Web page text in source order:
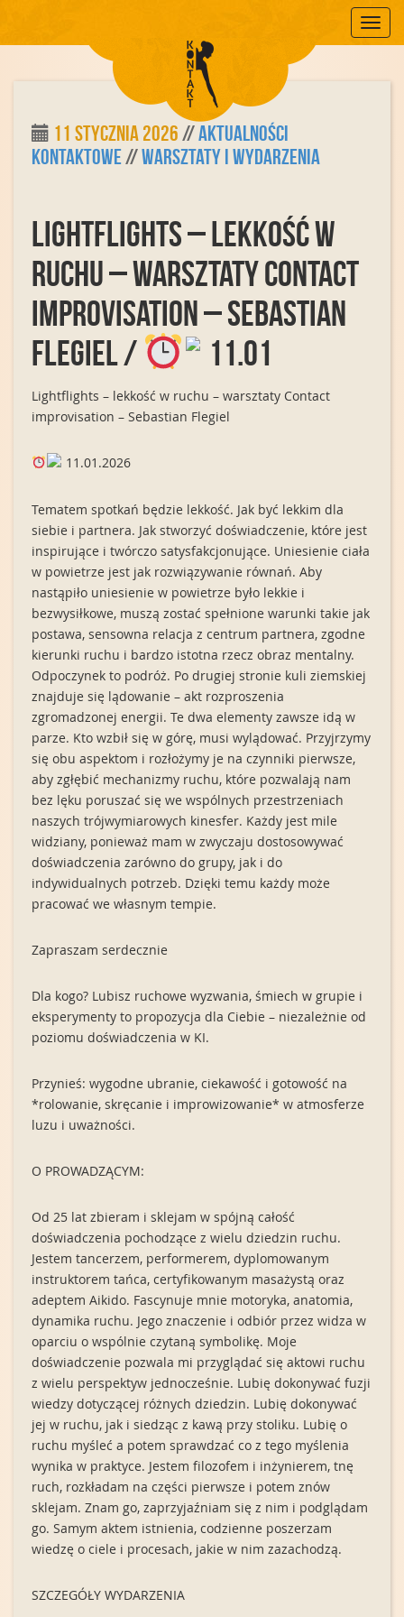
Mobile
11 stycznia 2026//Aktualności
Kontaktowe//Warsztaty i Wydarzenia
Lightflights – lekkość w
ruchu – warsztaty Contact
improvisation – Sebastian
Flegiel /
11.01
Lightflights – lekkość w ruchu – warsztaty Contact
improvisation – Sebastian Flegiel
11.01.2026
Tematem spotkań będzie lekkość. Jak być lekkim dla
siebie i partnera. Jak stworzyć doświadczenie, które jest
inspirujące i twórczo satysfakcjonujące. Uniesienie ciała
w powietrze jest jak rozwiązywanie równań. Aby
nastąpiło uniesienie w powietrze było lekkie i
bezwysiłkowe, muszą zostać spełnione warunki takie jak
postawa, sensowna relacja z centrum partnera, zgodne
kierunki ruchu i bardzo istotna rzecz obraz mentalny.
Odpoczynek to podróż. Po drugiej stronie kuli ziemskiej
znajduje się lądowanie – akt rozproszenia
zgromadzonej energii. Te dwa elementy zawsze idą w
parze. Kto wzbił się w górę, musi wylądować. Przyjrzymy
się obu aspektom i rozłożymy je na czynniki pierwsze,
aby zgłębić mechanizmy ruchu, które pozwalają nam
bez lęku poruszać się we wspólnych przestrzeniach
naszych trójwymiarowych kinesfer. Każdy jest mile
widziany, ponieważ mam w zwyczaju dostosowywać
doświadczenia zarówno do grupy, jak i do
indywidualnych potrzeb. Dzięki temu każdy może
pracować we własnym tempie.
Zapraszam serdecznie
Dla kogo? Lubisz ruchowe wyzwania, śmiech w grupie i
eksperymenty to propozycja dla Ciebie – niezależnie od
poziomu doświadczenia w KI.
Przynieś: wygodne ubranie, ciekawość i gotowość na
*rolowanie, skręcanie i improwizowanie* w atmosferze
luzu i uważności.
O PROWADZĄCYM:
Od 25 lat zbieram i sklejam w spójną całość
doświadczenia pochodzące z wielu dziedzin ruchu.
Jestem tancerzem, performerem, dyplomowanym
instruktorem tańca, certyfikowanym masażystą oraz
adeptem Aikido. Fascynuje mnie motoryka, anatomia,
dynamika ruchu. Jego znaczenie i odbiór przez widza w
oparciu o wspólnie czytaną symbolikę. Moje
doświadczenie pozwala mi przyglądać się aktowi ruchu
z wielu perspektyw jednocześnie. Lubię dokonywać fuzji
wiedzy dotyczącej różnych dziedzin. Lubię dokonywać
jej w ruchu, jak i siedząc z kawą przy stoliku. Lubię o
ruchu myśleć a potem sprawdzać co z tego myślenia
wynika w praktyce. Jestem filozofem i inżynierem, tnę
ruch, rozkładam na części pierwsze i potem znów
sklejam. Znam go, zaprzyjaźniam się z nim i podglądam
go. Samym aktem istnienia, codzienne poszerzam
wiedzę o ciele i procesach, jakie w nim zazachodzą.
SZCZEGÓŁY WYDARZENIA